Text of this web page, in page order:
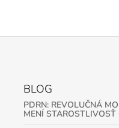
BLOG
PDRN: REVOLUČNÁ
MENÍ STAROSTLIVOSŤ